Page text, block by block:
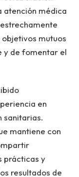
atención médica
objetivos mutuos
y de fomentar el
en
sanitarias.
mantiene con
prácticas y
resultados de